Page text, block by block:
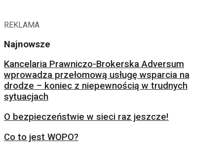
REKLAMA
Najnowsze
Kancelaria Prawniczo-Brokerska Adversum
wprowadza przełomową usługę wsparcia na
drodze – koniec z niepewnością w trudnych
sytuacjach
O bezpieczeństwie w sieci raz jeszcze!
Co to jest WOPO?